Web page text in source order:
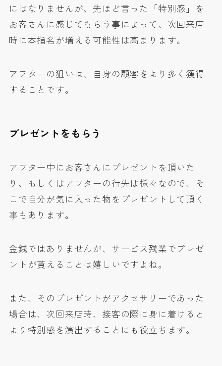
にはなりませんが、先ほど言った「特別感」を
お客さんに感じてもらう事によって、次回来店
時に本指名が増える可能性は高まります。
アフターの狙いは、自身の顧客をより多く獲得
することです。
プレゼントをもらう
アフター中にお客さんにプレゼントを頂いた
り、もしくはアフターの行先は様々なので、そ
こで自分が気に入った物をプレゼントして頂く
事もあります。
金銭ではありませんが、サービス残業でプレゼ
ントが貰えることは嬉しいですよね。
また、そのプレゼントがアクセサリーであった
場合は、次回来店時、接客の際に身に着けると
より特別感を演出することにも役立ちます。